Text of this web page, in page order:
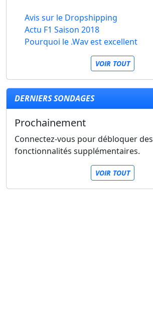
Avis sur le Dropshipping
Actu F1 Saison 2018
Pourquoi le .Wav est excellent
VOIR TOUT
DERNIERS SONDAGES
Prochainement
Connectez-vous pour débloquer des
fonctionnalités supplémentaires.
VOIR TOUT